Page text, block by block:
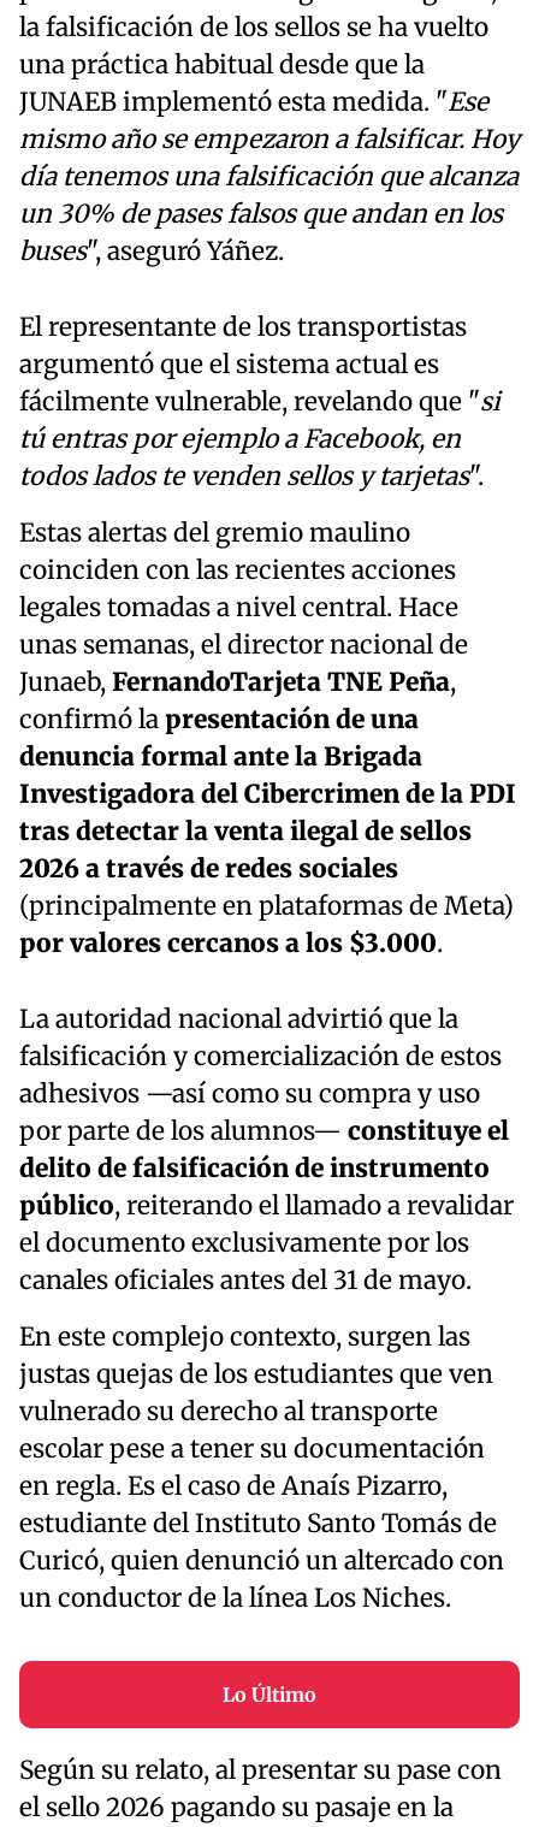
la falsificación de los sellos se ha vuelto
una práctica habitual desde que la
JUNAEB implementó esta medida. "Ese
mismo año se empezaron a falsificar. Hoy
día tenemos una falsificación que alcanza
un 30% de pases falsos que andan en los
buses", aseguró Yáñez.
El representante de los transportistas
argumentó que el sistema actual es
fácilmente vulnerable, revelando que "si
tú entras por ejemplo a Facebook, en
todos lados te venden sellos y tarjetas".
Estas alertas del gremio maulino
coinciden con las recientes acciones
legales tomadas a nivel central. Hace
unas semanas, el director nacional de
Junaeb,FernandoTarjeta TNE Peña,
confirmó lapresentación de una
denuncia formal ante la Brigada
Investigadora del Cibercrimen de la PDI
tras detectar la venta ilegal de sellos
2026 a través de redes sociales
(principalmente en plataformas de Meta)
por valores cercanos a los $3.000.
La autoridad nacional advirtió que la
falsificación y comercialización de estos
adhesivos —así como su compra y uso
por parte de los alumnos— constituye el
delito de falsificación de instrumento
público, reiterando el llamado a revalidar
el documento exclusivamente por los
canales oficiales antes del 31 de mayo.
En este complejo contexto, surgen las
justas quejas de los estudiantes que ven
vulnerado su derecho al transporte
escolar pese a tener su documentación
en regla. Es el caso de Anaís Pizarro,
estudiante del Instituto Santo Tomás de
Curicó, quien denunció un altercado con
un conductor de la línea Los Niches.
Lo Último
Según su relato, al presentar su pase con
el sello 2026 pagando su pasaje en la